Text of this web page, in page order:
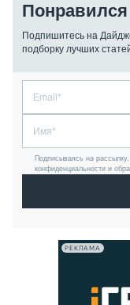
Подпишитесь на
подборку лучших
Подписываясь на
конфиденциальности и
РЕКЛАМА